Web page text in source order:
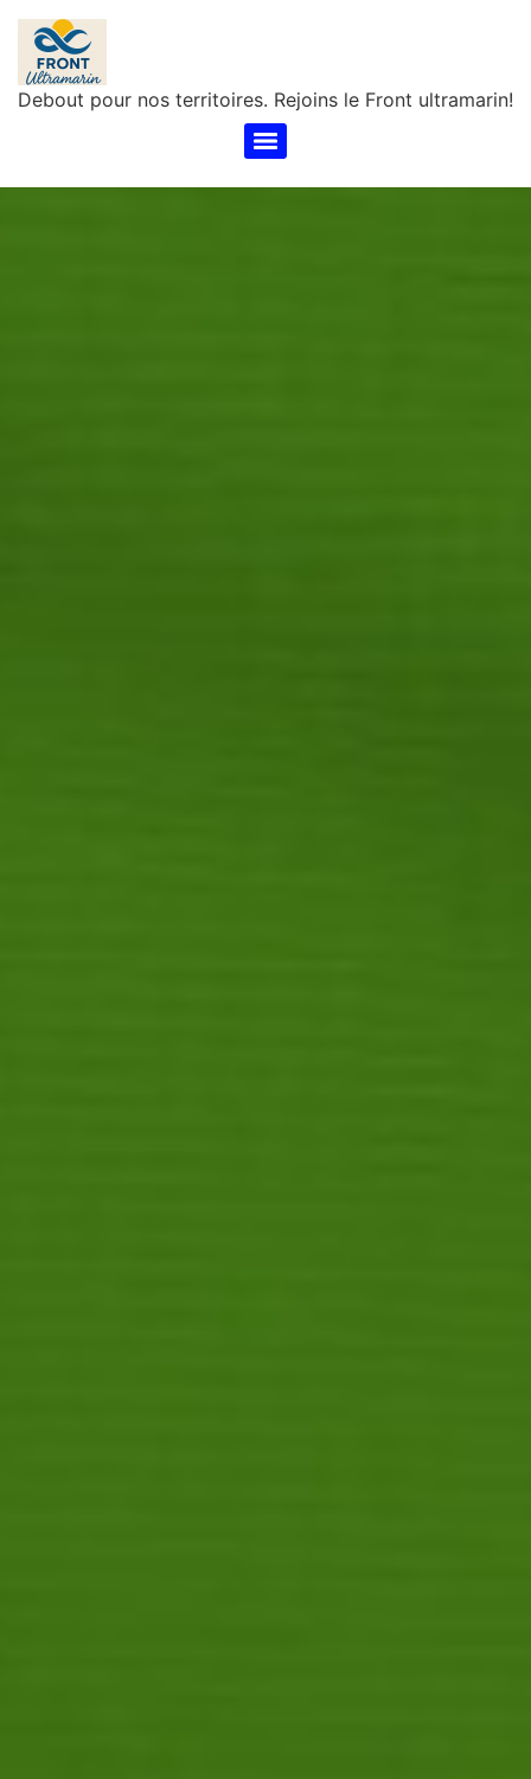
Debout pour nos territoires. Rejoins le Front ultramarin!